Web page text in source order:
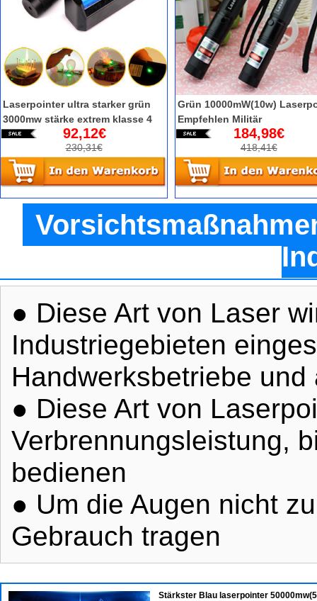
Laserpointer ultra starker grün
3000mw stärke extrem klasse 4
92,12€
230,31€
Grün 10000mW(10w)
Empfehlen Militär
184,98€
418,41€
● Diese Art von Laser
Industriegebieten
Handwerksbetriebe
● Diese Art von
Verbrennungsleistung,
bedienen
● Um die Augen nicht
Gebrauch tragen
Stärkster Blau laserpointer